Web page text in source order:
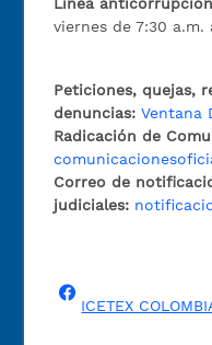
viernes de 7:30 a.m.
Peticiones, quejas,
denuncias: Ventana
Radicación de
Correo de
judiciales:
ICETEX